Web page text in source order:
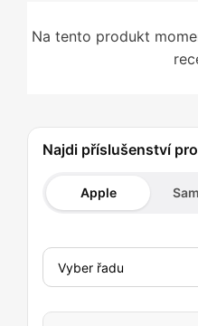
Na tento produkt
Najdi příslušenství
Apple